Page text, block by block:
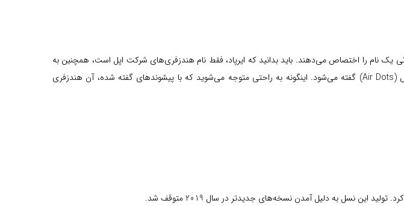
یک نام را اختصاص می‌دهند. باید بدانید که ایرپاد، فقط نام هندزفری‌های شرکت اپل است، همچنین به
هندزفری‌های شرکت سامسونگ گلکسی بادز (Galaxy Buds) و به هندزفری‌های شرکت شیائومی ایرداتس (Air Dots) گفته می‌شود. اینگونه به راحتی متوجه می‌شوید که با پیشوندهای گفته شده، آن هندزفری